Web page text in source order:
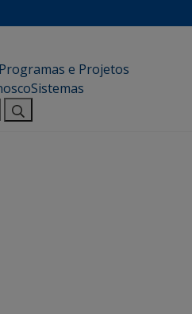
Programas e Projetos
Sistemas